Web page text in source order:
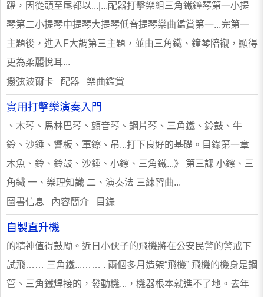
躍，因從頭至尾都以...|...配器打擊樂組三角鐵鐘琴第一小提
琴第二小提琴中提琴大提琴低音提琴樂曲鑑賞第一...完第一
主題後，進入F大調第三主題，並由三角鐵、鐘琴陪襯，顯得
更為柔麗悅耳...
撥弦波爾卡 配器 樂曲鑑賞
實用打擊樂演奏入門
、木琴、馬林巴琴、顫音琴、鋼片琴、三角鐵、鈴鼓、牛
鈴、沙錘、響板、軍鑔、吊...打下良好的基礎。目錄第一章
木魚、鈴、鈴鼓、沙錘、小鑔、三角鐵...》 第三課 小鑔、三
角鐵 一、樂理知識 二、演奏法 三練習曲...
圖書信息 內容簡介 目錄
自製直升機
的精神值得鼓勵。近日小伙子的飛機將在公安民警的警戒下
試飛…… 三角鐵...…… . 兩個多月造架“飛機” 飛機的機身是鋼
管、三角鐵焊接的，發動機...，機器根本就進不了地。去年